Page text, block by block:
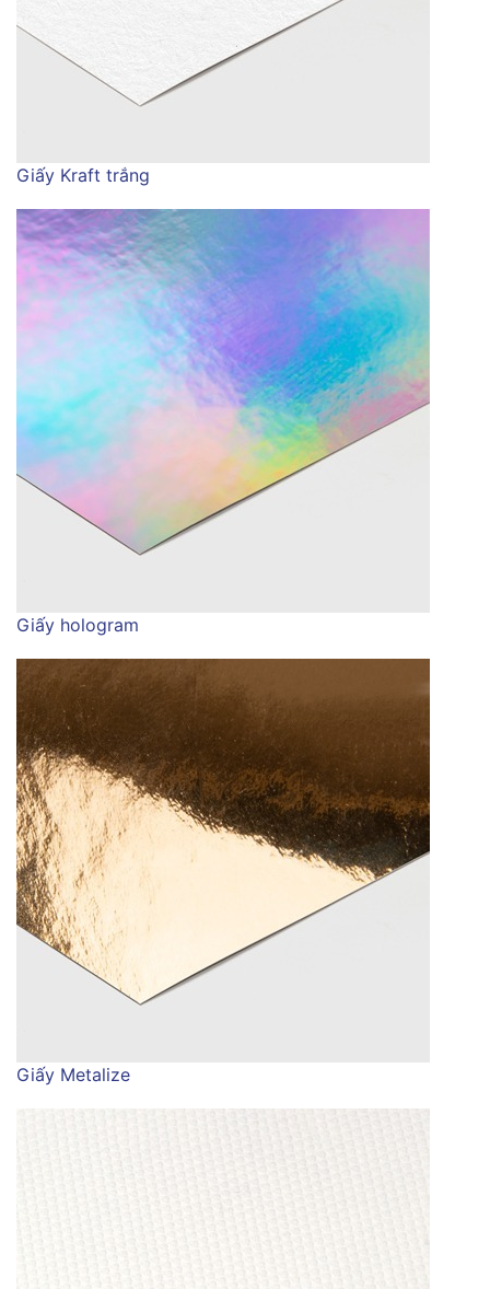
Giấy Kraft trắng
Giấy hologram
Giấy Metalize